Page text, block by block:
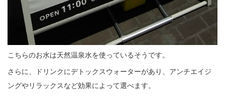
こちらのお水は天然温泉水を使っているそうです。
さらに、ドリンクにデトックスウォーターがあり、アンチエイジ
ングやリラックスなど効果によって選べます。